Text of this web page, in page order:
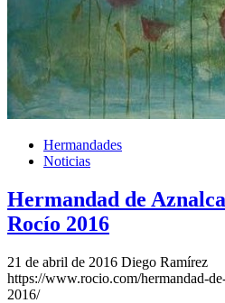
Hermandades
Noticias
Hermandad de
Rocío 2016
21 de abril de 2016 Diego Ramírez
https://www.rocio.com/hermandad-
2016/